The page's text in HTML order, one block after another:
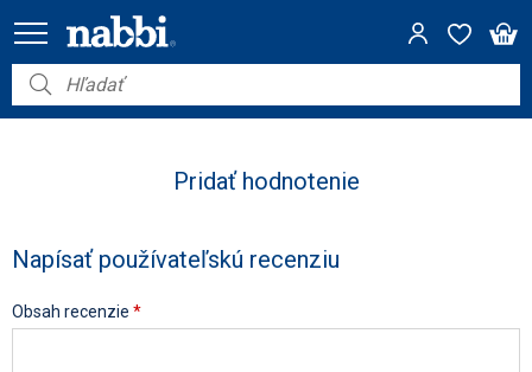
Nábytok
Akcie
Výpredaj
Pridať hodnotenie
Napísať používateľskú recenziu
Obsah recenzie *